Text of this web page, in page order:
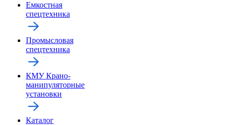
Емкостная
спецтехника
Промысловая
спецтехника
КМУ Крано-
манипуляторные
установки
Каталог